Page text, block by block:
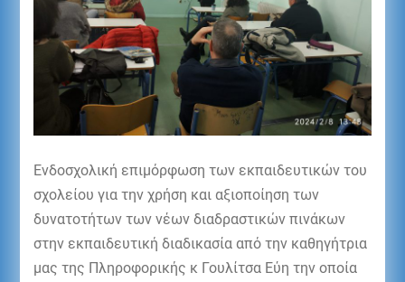
Ενδοσχολική επιμόρφωση των εκπαιδευτικών του
σχολείου για την χρήση και αξιοποίηση των
δυνατοτήτων των νέων διαδραστικών πινάκων
στην εκπαιδευτική διαδικασία από την καθηγήτρια
μας της Πληροφορικής κ Γουλίτσα Εύη την οποία